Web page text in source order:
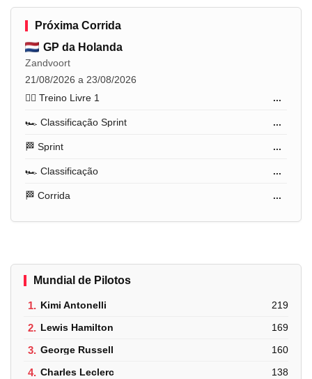
Próxima Corrida
GP da Holanda
Zandvoort
21/08/2026 a 23/08/2026
🏋️‍♂️ Treino Livre 1
...
🏎️ Classificação Sprint ...
🏁 Sprint ...
🏎️ Classificação ...
🏁 Corrida ...
Mundial de Pilotos
1. Kimi Antonelli 219
2. Lewis Hamilton 169
3. George Russell 160
4. Charles Leclerc 138